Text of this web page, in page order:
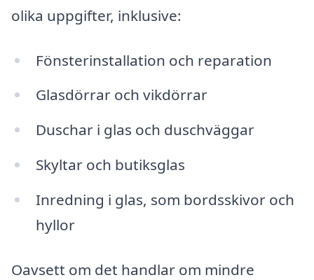
olika uppgifter, inklusive:
Fönsterinstallation och reparation
Glasdörrar och vikdörrar
Duschar i glas och duschväggar
Skyltar och butiksglas
Inredning i glas, som bordsskivor och
hyllor
Oavsett om det handlar om mindre